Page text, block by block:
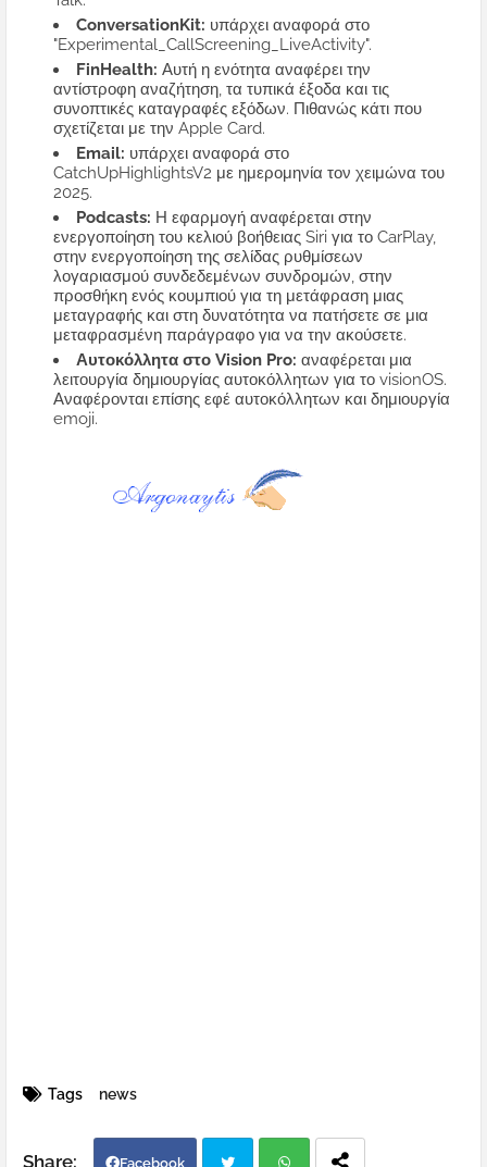
ConversationKit: υπάρχει αναφορά στο
"Experimental_CallScreening_LiveActivity".
FinHealth: Αυτή η ενότητα αναφέρει την
αντίστροφη αναζήτηση, τα τυπικά έξοδα και τις
συνοπτικές καταγραφές εξόδων. Πιθανώς κάτι που
σχετίζεται με την Apple Card.
Email: υπάρχει αναφορά στο
CatchUpHighlightsV2 με ημερομηνία τον χειμώνα του
2025.
Podcasts: Η εφαρμογή αναφέρεται στην
ενεργοποίηση του κελιού βοήθειας Siri για το CarPlay,
στην ενεργοποίηση της σελίδας ρυθμίσεων
λογαριασμού συνδεδεμένων συνδρομών, στην
προσθήκη ενός κουμπιού για τη μετάφραση μιας
μεταγραφής και στη δυνατότητα να πατήσετε σε μια
μεταφρασμένη παράγραφο για να την ακούσετε.
Αυτοκόλλητα στο Vision Pro: αναφέρεται μια
λειτουργία δημιουργίας αυτοκόλλητων για το visionOS.
Αναφέρονται επίσης εφέ αυτοκόλλητων και δημιουργία
emoji.
Tags news
Facebook